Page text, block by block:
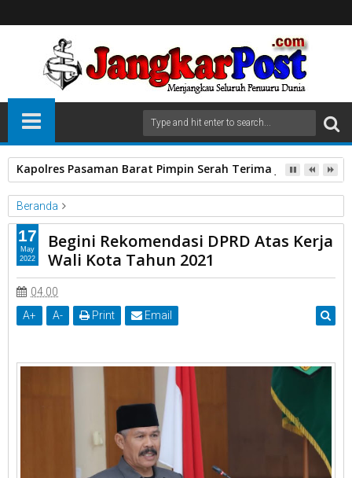
Kapolres Pasaman Barat Pimpin Serah Terima Jabatan PJU
Beranda
Atas Kerja Walikota
DPRD
Kota Payakumbuh
Rekomendasi DPRD
Tahun 2021.
Begini Rekomendasi DPRD Atas Kerja Wali Kota Tahun 2021
Begini Rekomendasi DPRD Atas Kerja
Wali Kota Tahun 2021
04.00
A+ A- Print Email
17
May
2022